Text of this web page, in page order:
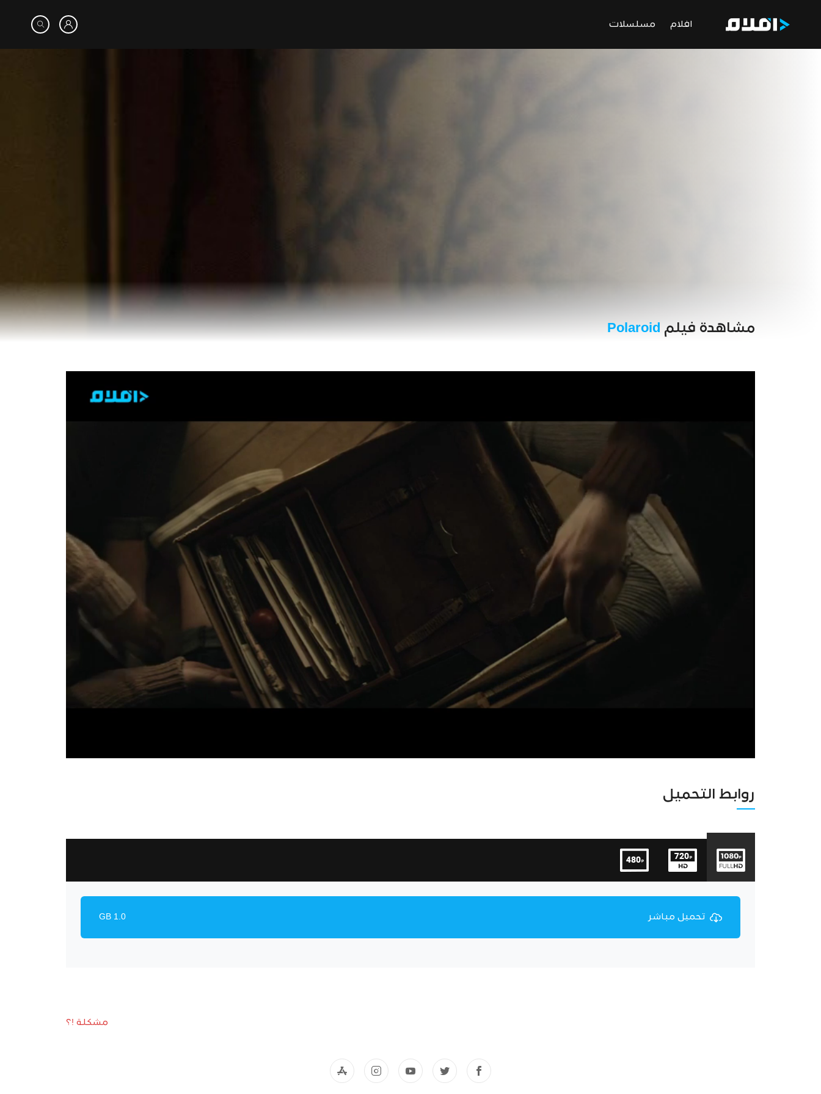
افلام مسلسلات
مشاهدة فيلم Polaroid
Settings
روابط التحميل
تحميل مباشر 1.0 GB
مشكلة !؟